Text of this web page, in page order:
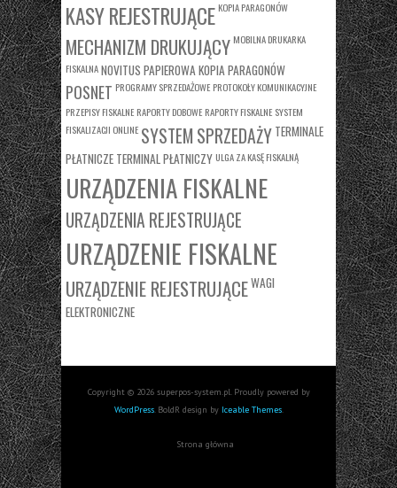
KASY REJESTRUJĄCE KOPIA PARAGONÓW
MECHANIZM DRUKUJĄCY MOBILNA DRUKARKA
FISKALNANOVITUS PAPIEROWA KOPIA PARAGONÓW
POSNET PROGRAMY SPRZEDAŻOWE PROTOKOŁY KOMUNIKACYJNE
PRZEPISY FISKALNE RAPORTY DOBOWE RAPORTY FISKALNE SYSTEM
FISKALIZACJI ONLINE SYSTEM SPRZEDAŻY TERMINALE
PŁATNICZE TERMINAL PŁATNICZY ULGA ZA KASĘ FISKALNĄ
URZĄDZENIA FISKALNE
URZĄDZENIA REJESTRUJĄCE
URZĄDZENIE FISKALNE
URZĄDZENIE REJESTRUJĄCEWAGI
ELEKTRONICZNE
Copyright © 2026 superpos-system.pl. Proudly powered by
WordPress. BoldR design by Iceable Themes.
Strona główna